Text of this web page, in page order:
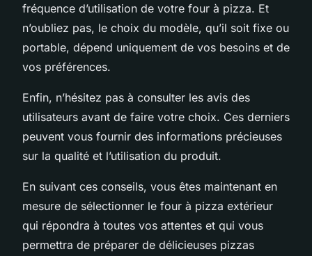
fréquence d’utilisation de votre four à pizza. Et
n’oubliez pas, le choix du modèle, qu’il soit fixe ou
portable, dépend uniquement de vos besoins et de
vos préférences.
Enfin, n’hésitez pas à consulter les avis des
utilisateurs avant de faire votre choix. Ces derniers
peuvent vous fournir des informations précieuses
sur la qualité et l’utilisation du produit.
En suivant ces conseils, vous êtes maintenant en
mesure de sélectionner le four à pizza extérieur
qui répondra à toutes vos attentes et qui vous
permettra de préparer de délicieuses pizzas